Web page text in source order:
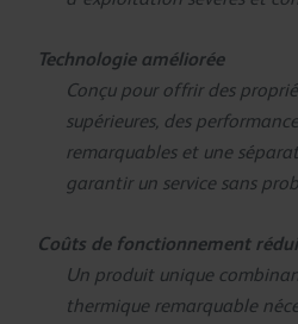
Technologie améliorée
Conçu pour offrir des
supérieures, des
remarquables et une
garantir un service sans
Coûts de fonctionnement
Un produit unique
thermique remarquable